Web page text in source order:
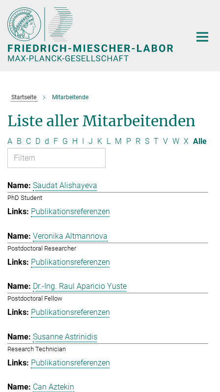
Hauptinhalt
Startseite Mitarbeitende
Liste aller Mitarbeitenden
A B C D d F G H I J K L M P R S T V W X Alle
Saudat Alishayeva
PhD Student
Publikationsreferenzen
Veronika Altmannova
Postdoctoral Researcher
Publikationsreferenzen
Dr.-Ing. Raul Aparicio Yuste
Postdoctoral Fellow
Publikationsreferenzen
Susanne Astrinidis
Research Technician
Publikationsreferenzen
Can Aztekin